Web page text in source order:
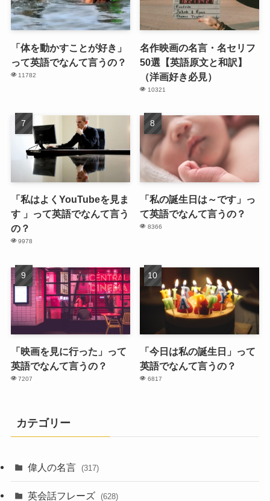
「体を動かすことが好き」
って英語でなんて言うの？
11782
名作映画の名言・名セリフ
50選【英語原文と和訳】
（洋画好き必見）
10321
「私はよくYouTubeを見ま
す 」って英語でなんて言う
の？
9978
「私の誕生日は～です」っ
て英語でなんて言うの？
8366
「映画を見に行った」って
英語でなんて言うの？
7207
「今日は私の誕生日」って
英語でなんて言うの？
6817
カテゴリー
偉人の名言 (317)
英会話フレーズ (628)